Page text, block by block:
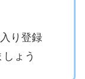
り登録
ょう